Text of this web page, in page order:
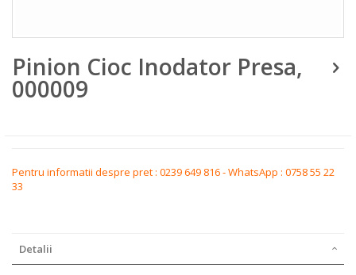
to
the
beginning
Pinion Cioc Inodator Presa,
000009
Pentru informatii despre pret : 0239 649 816 - WhatsApp : 0758 55 22
33
Detalii